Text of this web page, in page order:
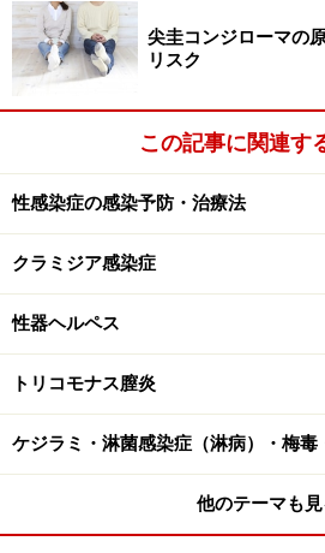
※記事内容は執筆時点のものです。最新
断・治療行為ではありません。診断・
のではありません。当サイトで提供す
情報提供者は一切の責任を負いかねます
免責事項
尖圭コンジローマの
リスク
この記事に関連す
性感染症の感染予防・治療法
クラミジア感染症
性器ヘルペス
トリコモナス膣炎
ケジラミ・淋菌感染症（淋病）・梅毒
他のテーマも